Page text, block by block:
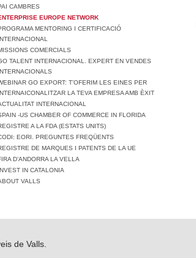
CAMBRES
EUROPE NETWORK
MENTORING I CERTIFICACIÓ
COMERCIALS
TALENT INTERNACIONAL. EXPERT EN VENDES
GO EXPORT: T’OFERIM LES EINES PER
LA TEVA EMPRESA AMB ÈXIT
INTERNACIONAL
-US CHAMBER OF COMMERCE IN FLORIDA
A LA FDA (ESTATS UNITS)
EORI. PREGUNTES FREQÜENTS
DE MARQUES I PATENTS DE LA UE
D’ANDORRA LA VELLA
IN CATALONIA
VALLS
de Valls.